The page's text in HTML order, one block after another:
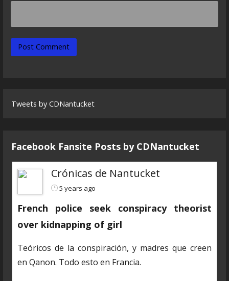
Tweets by CDNantucket
Facebook Fansite Posts by ‎CDNantucket
Crónicas de Nantucket
5 years ago
French police seek conspiracy theorist
over kidnapping of girl
Teóricos de la conspiración, y madres que creen
en Qanon. Todo esto en Francia.